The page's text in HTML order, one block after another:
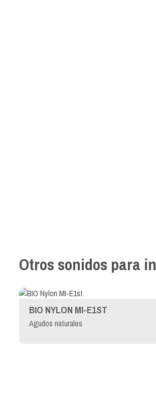
Otros sonidos para
BIO NYLON MI-E1ST
Agudos naturales